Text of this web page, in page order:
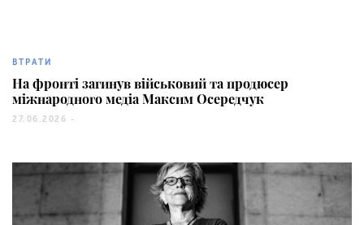
ВТРАТИ
На фронті загинув військовий та продюсер
міжнародного медіа Максим Осередчук
27.06.2026 -